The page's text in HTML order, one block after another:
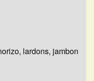
lardons, jambon